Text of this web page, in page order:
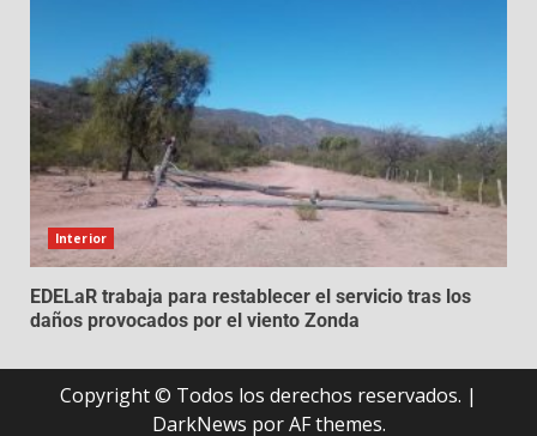
Interior
EDELaR trabaja para restablecer el servicio tras los
daños provocados por el viento Zonda
Copyright © Todos los derechos reservados. |
DarkNews por AF themes.